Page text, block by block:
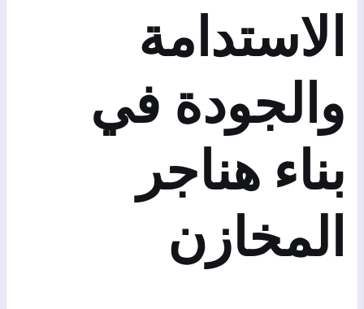
الاستدامة
والجودة في
بناء هناجر
المخازن